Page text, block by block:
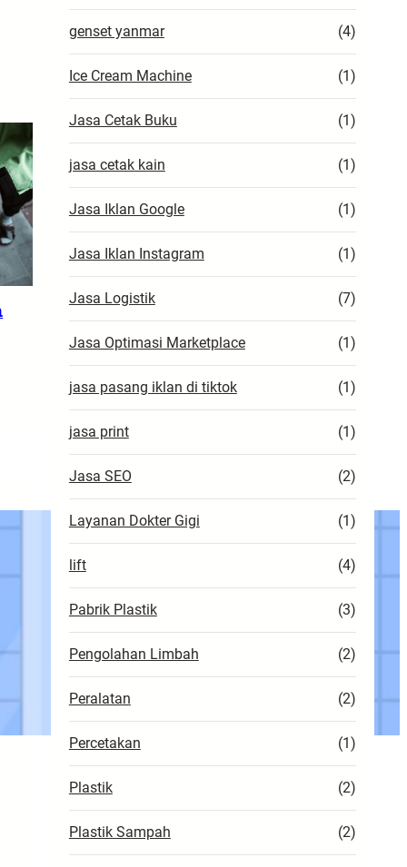
genset yanmar (4)
Ice Cream Machine (1)
Jasa Cetak Buku (1)
jasa cetak kain (1)
Jasa Iklan Google (1)
Jasa Iklan Instagram (1)
Jasa Logistik (7)
Jasa Optimasi Marketplace (1)
jasa pasang iklan di tiktok (1)
jasa print (1)
Jasa SEO (2)
Layanan Dokter Gigi (1)
lift (4)
Pabrik Plastik (3)
Pengolahan Limbah (2)
Peralatan (2)
Percetakan (1)
Plastik (2)
Plastik Sampah (2)